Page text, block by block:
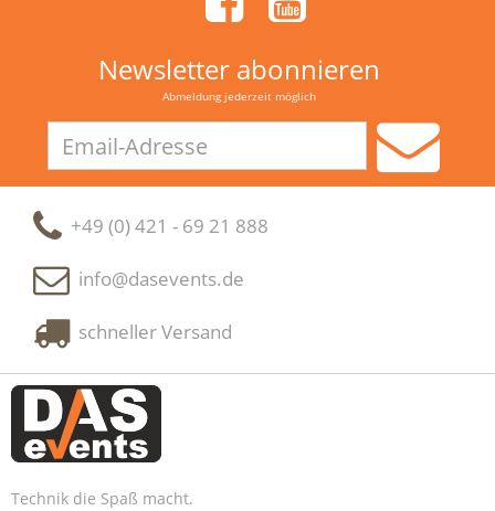
Newsletter abonnieren
Abmeldung jederzeit möglich
Adresse
+49 (0) 421 - 69 21 888
info@dasevents.de
schneller Versand
Technik die Spaß macht.